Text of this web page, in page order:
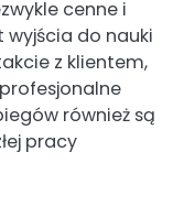
cenne i
do nauki
z klientem,
również są
pracy